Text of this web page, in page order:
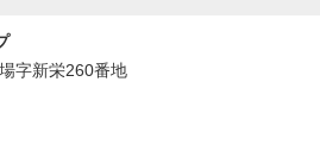
字新栄260番地